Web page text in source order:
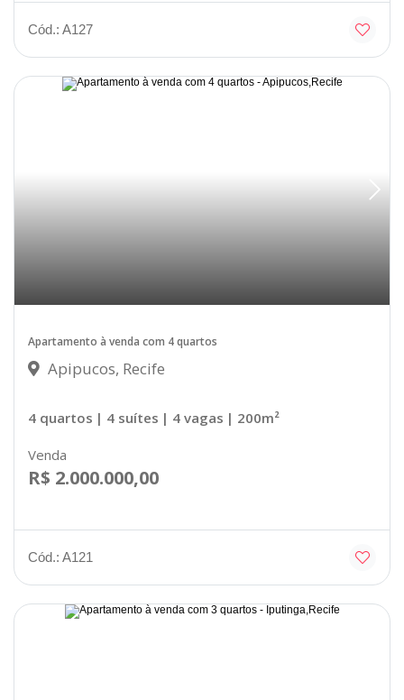
Cód.: A127
Apartamento à venda com 4 quartos
Apipucos, Recife
4 quartos | 4 suítes | 4 vagas | 200m²
Venda
R$ 2.000.000,00
Cód.: A121